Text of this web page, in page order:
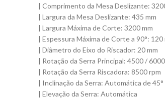
| Comprimento da Mesa Deslizante:
| Largura da Mesa Deslizante: 435 mm
| Largura Máxima de Corte: 3200 mm
| Espessura Máxima de Corte a 90°: 120
| Diâmetro do Eixo do Riscador: 20 mm
| Rotação da Serra Principal: 4500 /
| Rotação da Serra Riscadora: 8500 rpm
| Inclinação da Serra: Automática de 45°
| Elevação da Serra: Automática